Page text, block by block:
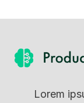
Lorem